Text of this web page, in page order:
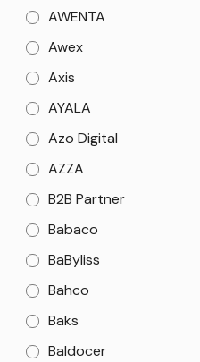
AWENTA
Awex
Axis
AYALA
Azo Digital
AZZA
B2B Partner
Babaco
BaByliss
Bahco
Baks
Baldocer